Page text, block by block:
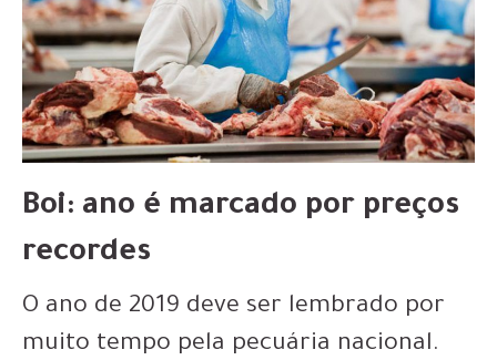
Boi: ano é marcado por preços
recordes
O ano de 2019 deve ser lembrado por
muito tempo pela pecuária nacional.